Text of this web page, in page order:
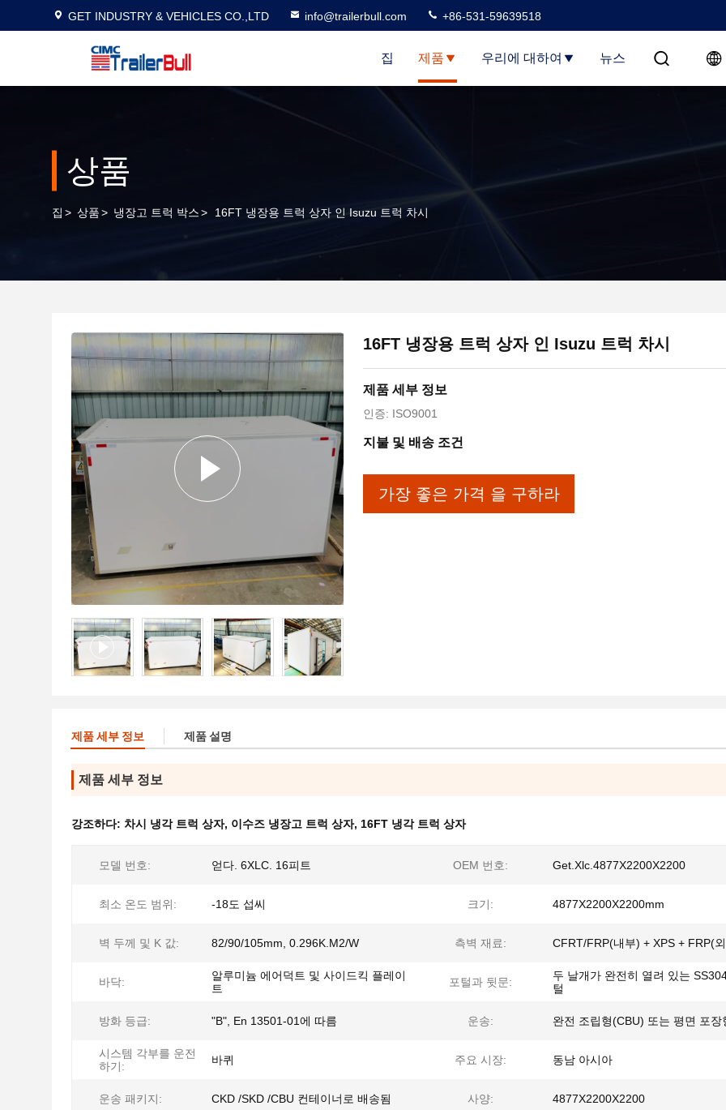
GET INDUSTRY & VEHICLES CO.,LTD info@trailerbull.com +86-531-59639518
집 제품 우리에 대하여 뉴스
상품
집 > 상품> 냉장고 트럭 박스> 16FT 냉장용 트럭 상자 인 Isuzu 트럭 차시
16FT 냉장용 트럭 상자 인 Isuzu 트럭 차시
제품 세부 정보
인증: ISO9001
지불 및 배송 조건
가장 좋은 가격 을 구하라
제품 세부 정보 제품 설명
제품 세부 정보
강조하다: 차시 냉각 트럭 상자, 이수즈 냉장고 트럭 상자, 16FT 냉각 트럭 상자
모델 번호: 얻다. 6XLC. 16피트 OEM 번호: Get.Xlc.4877X2200X2200
최소 온도 범위: -18도 섭씨 크기: 4877X2200X2200mm
벽 두께 및 K 값: 82/90/105mm, 0.296K.M2/W 측벽 재료: CFRT/FRP(내부) + XPS + FRP(
바닥:
알루미늄 에어덕트 및 사이드킥 플레이
트
포털과 뒷문:
두 날개가 완전히 열려 있는
털
방화 등급: "B", En 13501-01에 따름 운송: 완전 조립형(CBU) 또는 평면 포장
시스템 각부를 운전
하기:
바퀴 주요 시장: 동남 아시아
운송 패키지: CKD /SKD /CBU 컨테이너로 배송됨 사양: 4877X2200X2200